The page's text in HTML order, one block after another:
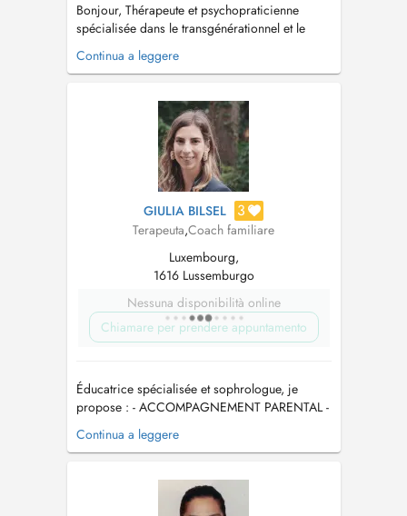
Bonjour, Thérapeute et psychopraticienne
spécialisée dans le transgénérationnel et le
psychotrauma chez l'adulte en présentiel et en
visio, je vous accompagne face à toute
psychocorporelle chronique. Motifs: physiques
(notamment ORL/digestif/cutané), psychiqu...
Continua a leggere
GIULIA BILSEL 3
Terapeuta,Coach familiare
Luxembourg,
1616 Lussemburgo
Nessuna disponibilità online
Chiamare per prendere appuntamento
Éducatrice spécialisée et sophrologue, je
propose : - ACCOMPAGNEMENT PARENTAL -
-dès la grossesse, préparation à
l'accouchement, à la vie de parents -pour
et retrouver plus de sérénité en famille
(jusqu'aux 10 ans de l'enfant) - SOPHROLOGIE
Continua a leggere